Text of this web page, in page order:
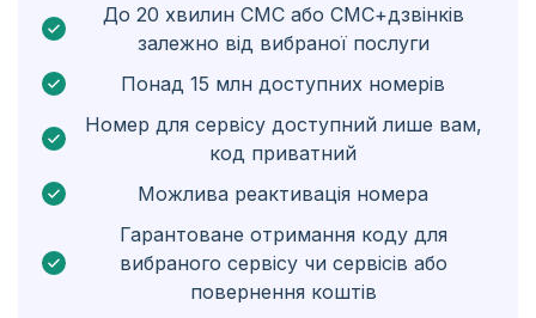
Болгарія
Угорщина
Болівія
Ґватемала
До 20 хвилин СМС або СМС+дзвінків
залежно від вибраної послуги
Понад 15 млн доступних номерів
Номер для сервісу доступний лише вам,
код приватний
Можлива реактивація номера
Гарантоване отримання коду для
вибраного сервісу чи сервісів або
повернення коштів